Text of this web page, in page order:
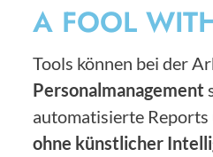
A FOOL
Tools können bei der
Personalmanagement
automatisierte Reports
ohne künstlicher